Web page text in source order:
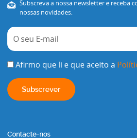
Subscreva a nossa newsletter e receba
nossas novidades.
Afirmo que li e que aceito a
Contacte-nos